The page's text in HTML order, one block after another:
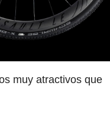
muy atractivos que